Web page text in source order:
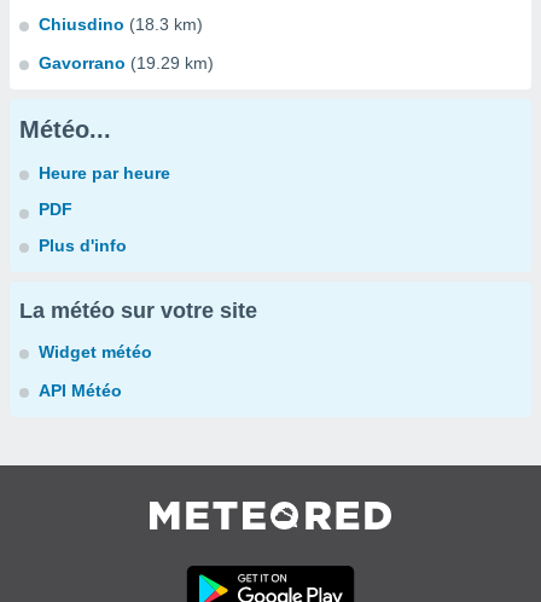
Chiusdino (18.3 km)
Gavorrano (19.29 km)
Météo...
Heure par heure
PDF
Plus d'info
La météo sur votre site
Widget météo
API Météo